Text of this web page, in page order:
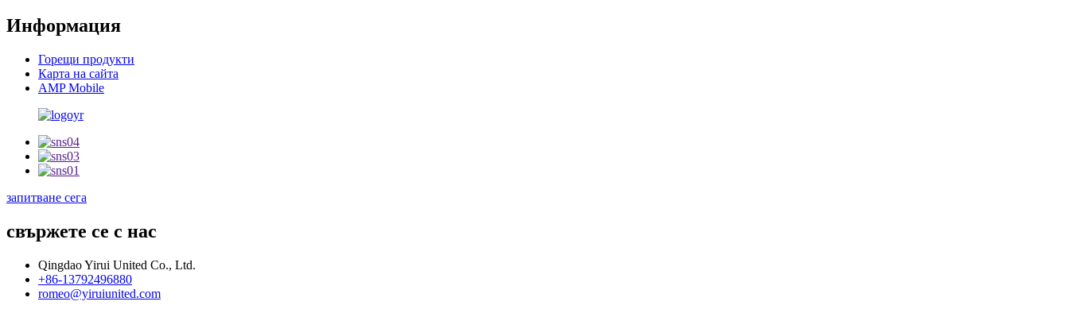
Информация
Горещи продукти
Карта на сайта
AMP Mobile
запитване сега
свържете се с нас
Qingdao Yirui United Co., Ltd.
+86-13792496880
romeo@yiruiunited.com